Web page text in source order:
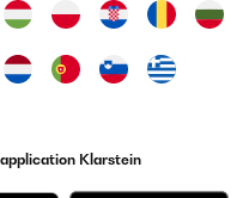
Klarstein